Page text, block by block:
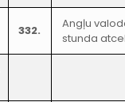
332.
Angļu
stunda